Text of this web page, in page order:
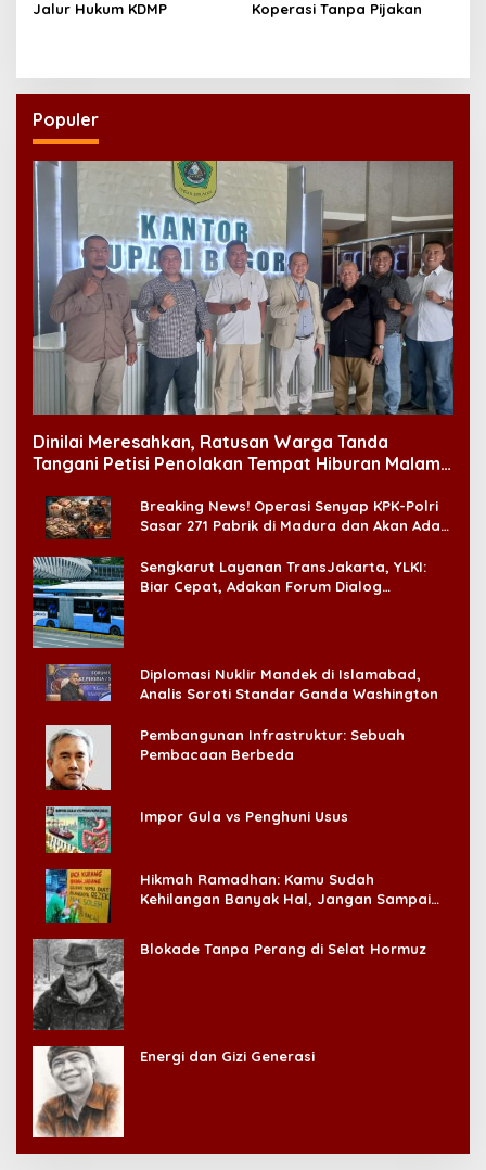
Jalur Hukum KDMP Koperasi Tanpa Pijakan
Populer
Dinilai Meresahkan, Ratusan Warga Tanda
Tangani Petisi Penolakan Tempat Hiburan Malam
Breaking News! Operasi Senyap KPK-Polri
Sasar 271 Pabrik di Madura dan Akan Ada
Sengkarut Layanan TransJakarta, YLKI:
Biar Cepat, Adakan Forum Dialog
Diplomasi Nuklir Mandek di Islamabad,
Analis Soroti Standar Ganda Washington
Pembangunan Infrastruktur: Sebuah
Pembacaan Berbeda
Impor Gula vs Penghuni Usus
Hikmah Ramadhan: Kamu Sudah
Kehilangan Banyak Hal, Jangan Sampai
Blokade Tanpa Perang di Selat Hormuz
Energi dan Gizi Generasi